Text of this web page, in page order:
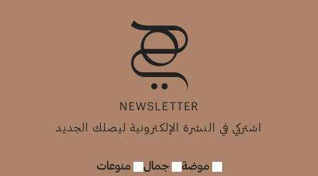
NEWSLETTER
اشتركي في النشرة الإلكترونية ليصلك الجديد
موضة جمال منوعات